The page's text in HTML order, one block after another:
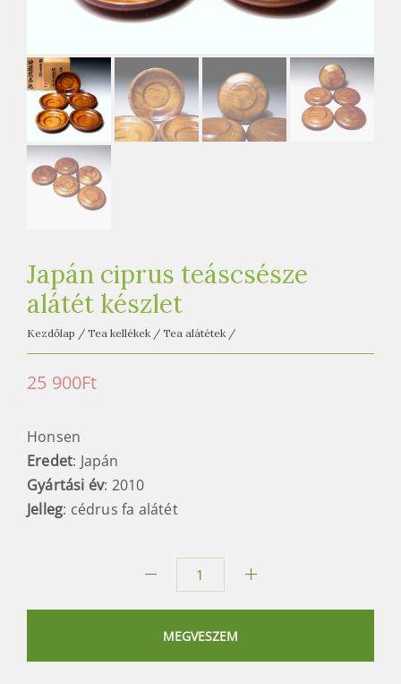
e
a
h
á
z
Japán ciprus teáscsésze
alátét készlet
Kezdőlap / Tea kellékek / Tea alátétek /
25 900Ft
Honsen
Eredet: Japán
Gyártási év: 2010
Jelleg: cédrus fa alátét
készlet
MEGVESZEM